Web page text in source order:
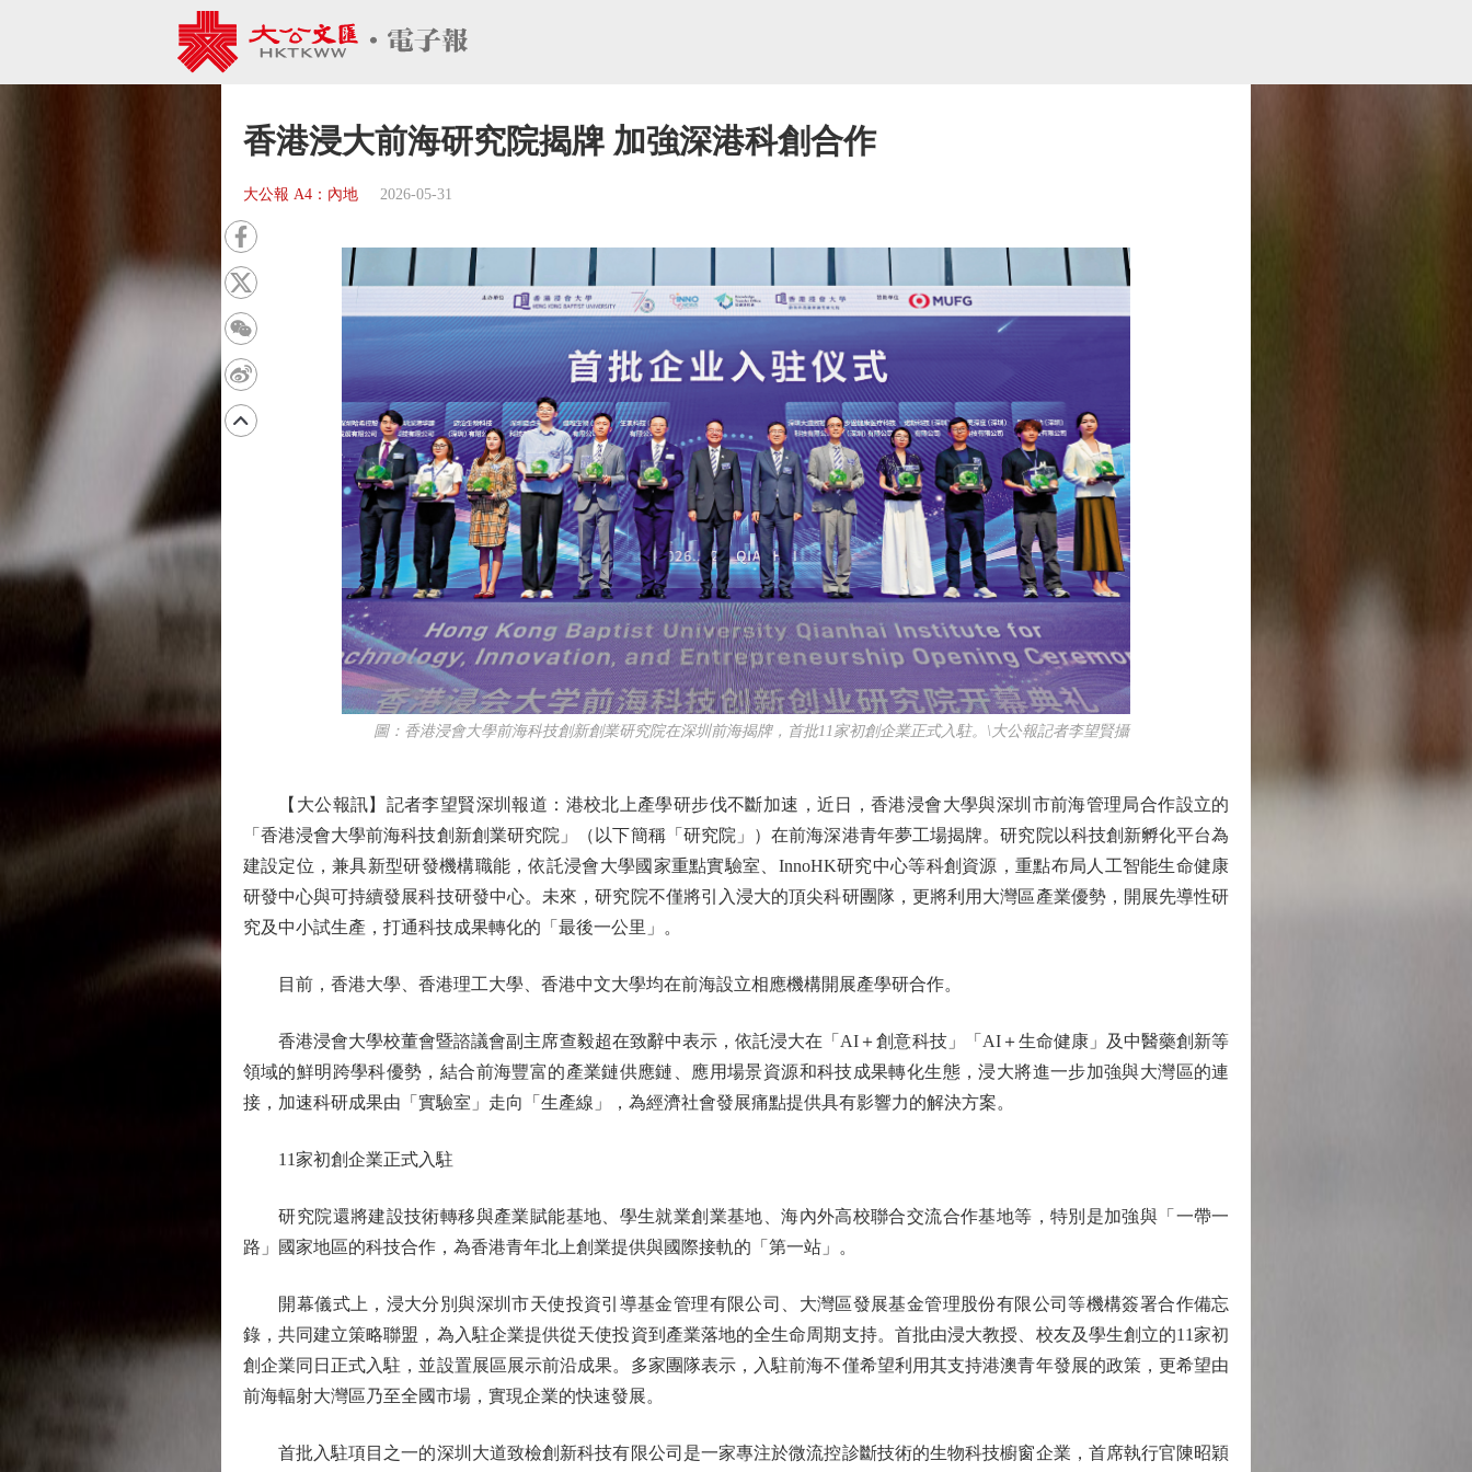
香港浸大前海研究院揭牌 加強深港科創合作
大公報 A4：內地 2026-05-31
圖：香港浸會大學前海科技創新創業研究院在深圳前海揭牌，首批11家初創企業正式入駐。\大公報記者李望賢攝
【大公報訊】記者李望賢深圳報道：港校北上產學研步伐不斷加速，近日，香港浸會大學與深圳市前海管理局合作設立的
「香港浸會大學前海科技創新創業研究院」（以下簡稱「研究院」）在前海深港青年夢工場揭牌。研究院以科技創新孵化平台為
建設定位，兼具新型研發機構職能，依託浸會大學國家重點實驗室、InnoHK研究中心等科創資源，重點布局人工智能生命健康
研發中心與可持續發展科技研發中心。未來，研究院不僅將引入浸大的頂尖科研團隊，更將利用大灣區產業優勢，開展先導性研
究及中小試生產，打通科技成果轉化的「最後一公里」。
目前，香港大學、香港理工大學、香港中文大學均在前海設立相應機構開展產學研合作。
香港浸會大學校董會暨諮議會副主席查毅超在致辭中表示，依託浸大在「AI＋創意科技」「AI＋生命健康」及中醫藥創新等
領域的鮮明跨學科優勢，結合前海豐富的產業鏈供應鏈、應用場景資源和科技成果轉化生態，浸大將進一步加強與大灣區的連
接，加速科研成果由「實驗室」走向「生產線」，為經濟社會發展痛點提供具有影響力的解決方案。
11家初創企業正式入駐
研究院還將建設技術轉移與產業賦能基地、學生就業創業基地、海內外高校聯合交流合作基地等，特別是加強與「一帶一
路」國家地區的科技合作，為香港青年北上創業提供與國際接軌的「第一站」。
開幕儀式上，浸大分別與深圳市天使投資引導基金管理有限公司、大灣區發展基金管理股份有限公司等機構簽署合作備忘
錄，共同建立策略聯盟，為入駐企業提供從天使投資到產業落地的全生命周期支持。首批由浸大教授、校友及學生創立的11家初
創企業同日正式入駐，並設置展區展示前沿成果。多家團隊表示，入駐前海不僅希望利用其支持港澳青年發展的政策，更希望由
前海輻射大灣區乃至全國市場，實現企業的快速發展。
首批入駐項目之一的深圳大道致檢創新科技有限公司是一家專注於微流控診斷技術的生物科技櫥窗企業，首席執行官陳昭穎